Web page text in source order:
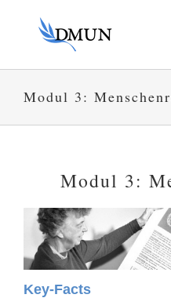
Modul 3:
Modul 3:
Key-Facts